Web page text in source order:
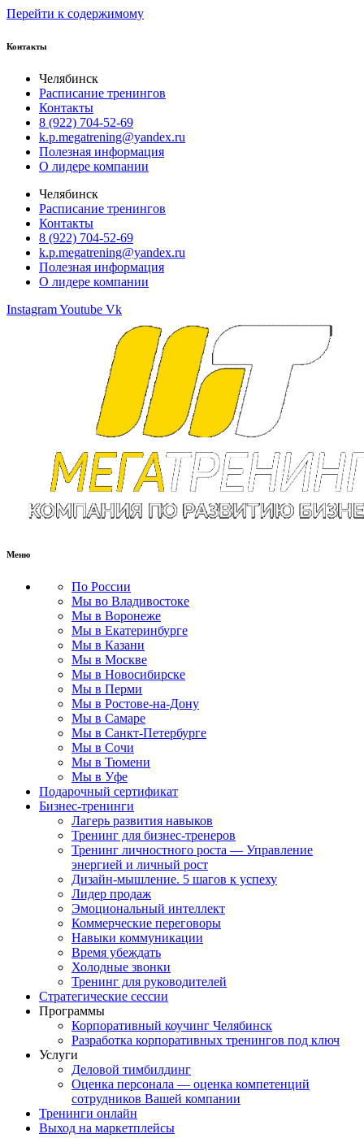
Перейти к содержимому
Контакты
Челябинск
Расписание тренингов
Контакты
8 (922) 704-52-69
k.p.megatrening@yandex.ru
Полезная информация
О лидере компании
Челябинск
Расписание тренингов
Контакты
8 (922) 704-52-69
k.p.megatrening@yandex.ru
Полезная информация
О лидере компании
InstagramYoutube Vk
Меню
По России
Мы во Владивостоке
Мы в Воронеже
Мы в Екатеринбурге
Мы в Казани
Мы в Москве
Мы в Новосибирске
Мы в Перми
Мы в Ростове-на-Дону
Мы в Самаре
Мы в Санкт-Петербурге
Мы в Сочи
Мы в Тюмени
Мы в Уфе
Подарочный сертификат
Бизнес-тренинги
Лагерь развития навыков
Тренинг для бизнес-тренеров
Тренинг личностного роста — Управление
энергией и личный рост
Дизайн-мышление. 5 шагов к успеху
Лидер продаж
Эмоциональный интеллект
Коммерческие переговоры
Навыки коммуникации
Время убеждать
Холодные звонки
Тренинг для руководителей
Стратегические сессии
Программы
Корпоративный коучинг Челябинск
Разработка корпоративных тренингов под ключ
Услуги
Деловой тимбилдинг
Оценка персонала — оценка компетенций
сотрудников Вашей компании
Тренинги онлайн
Выход на маркетплейсы